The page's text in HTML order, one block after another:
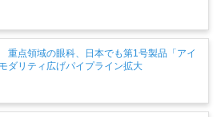
点領域の眼科、日本でも第1号製品「アイ
ダリティ広げパイプライン拡大